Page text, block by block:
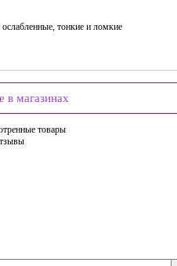
тонкие и ломкие
в магазинах
товары